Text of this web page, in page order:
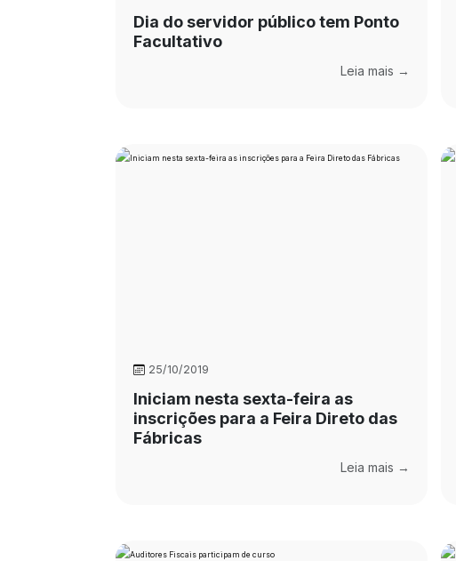
Dia do servidor público tem Ponto
Facultativo
Leia mais →
25/10/2019
Iniciam nesta sexta-feira as
inscrições para a Feira Direto das
Fábricas
Leia mais →